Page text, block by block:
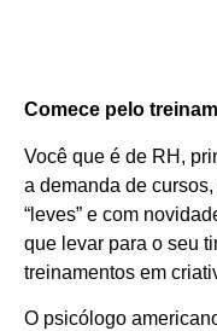
Comece pelo
Você que é de RH,
a demanda de
“leves” e com
que levar para o seu
treinamentos em
O psicólogo